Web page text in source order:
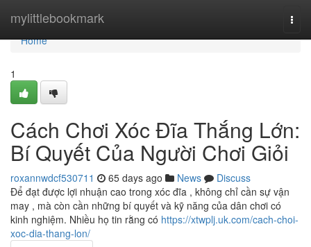
mylittlebookmark
Home
Home
1
Cách Chơi Xóc Đĩa Thắng Lớn:
Bí Quyết Của Người Chơi Giỏi
roxannwdcf530711 65 days ago News
Discuss
Để đạt được lợi nhuận cao trong xóc đĩa , không chỉ cần sự vận
may , mà còn cần những bí quyết và kỹ năng của dân chơi có
kinh nghiệm. Nhiều họ tin rằng có https://xtwplj.uk.com/cach-choi-
xoc-dia-thang-lon/